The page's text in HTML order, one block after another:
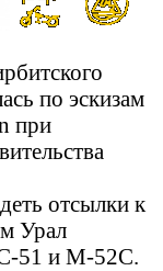
по эскизам
при
отсылки к
Урал
51 и М-52С.